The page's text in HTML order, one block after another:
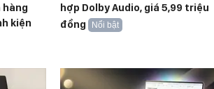
hàng
kiện
hợp Dolby Audio, giá 5,99 triệu
đồng
Nổi bật